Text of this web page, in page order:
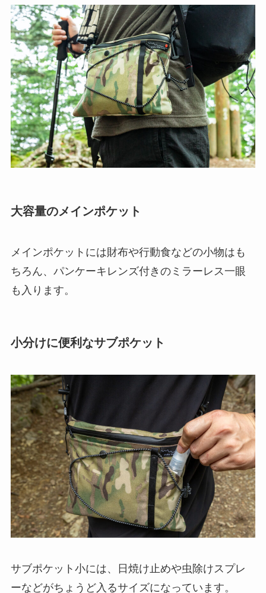
大容量のメインポケット
メインポケットには財布や行動食などの小物はも
ちろん、パンケーキレンズ付きのミラーレス一眼
も入ります。
小分けに便利なサブポケット
サブポケット小には、日焼け止めや虫除けスプレ
ーなどがちょうど入るサイズになっています。